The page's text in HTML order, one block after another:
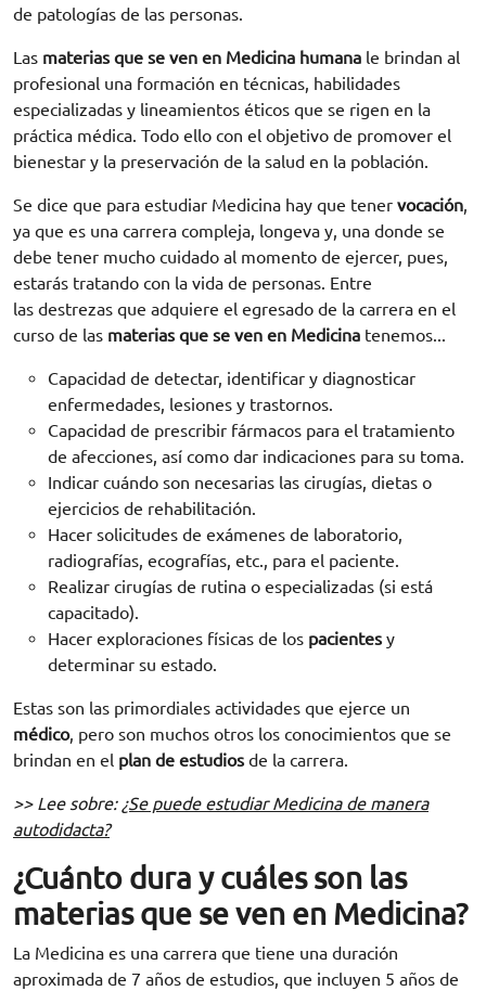
de patologías de las personas.
Las materias que se ven en Medicina humana le brindan al
profesional una formación en técnicas, habilidades
especializadas y lineamientos éticos que se rigen en la
práctica médica. Todo ello con el objetivo de promover el
bienestar y la preservación de la salud en la población.
Se dice que para estudiar Medicina hay que tener vocación,
ya que es una carrera compleja, longeva y, una donde se
debe tener mucho cuidado al momento de ejercer, pues,
estarás tratando con la vida de personas. Entre
las destrezas que adquiere el egresado de la carrera en el
curso de las materias que se ven en Medicina tenemos...
Capacidad de detectar, identificar y diagnosticar
enfermedades, lesiones y trastornos.
Capacidad de prescribir fármacos para el tratamiento
de afecciones, así como dar indicaciones para su toma.
Indicar cuándo son necesarias las cirugías, dietas o
ejercicios de rehabilitación.
Hacer solicitudes de exámenes de laboratorio,
radiografías, ecografías, etc., para el paciente.
Realizar cirugías de rutina o especializadas (si está
capacitado).
Hacer exploraciones físicas de los pacientes y
determinar su estado.
Estas son las primordiales actividades que ejerce un
médico, pero son muchos otros los conocimientos que se
brindan en el plan de estudios de la carrera.
>> Lee sobre: ¿Se puede estudiar Medicina de manera
autodidacta?
¿Cuánto dura y cuáles son las
materias que se ven en Medicina?
La Medicina es una carrera que tiene una duración
aproximada de 7 años de estudios, que incluyen 5 años de